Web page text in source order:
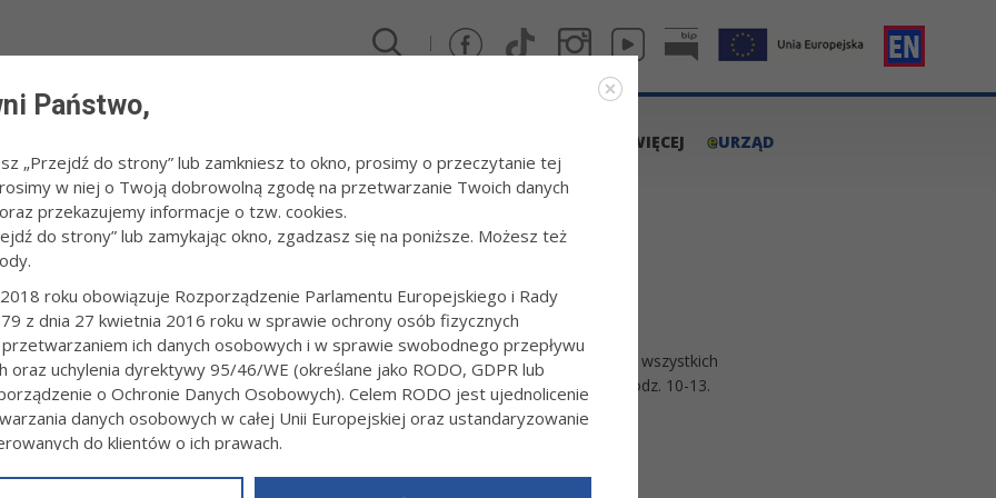
WIĘCEJ eURZĄD
Odyseja”
„BIBLIOTECZNA ODYSEJA”
Redakcja tarnow.pl
sobotę, 20 czerwca, tarnowska Biblioteka Pedagogiczna przy ul. Nowy Świat 30 zaprasza wszystkich
Tarnowa i okolic na piknik literacki „Biblioteczna Odyseja”. Odbywać będzie się on w godz. 10-13.
Państwo,
„Przejdź do strony” lub zamkniesz to okno, prosimy o przeczytanie tej
w niej o Twoją dobrowolną zgodę na przetwarzanie Twoich danych
przekazujemy informacje o tzw. cookies.
do strony” lub zamykając okno, zgadzasz się na poniższe. Możesz też
roku obowiązuje Rozporządzenie Parlamentu Europejskiego i Rady
z dnia 27 kwietnia 2016 roku w sprawie ochrony osób fizycznych
ich danych osobowych i w sprawie swobodnego przepływu
oraz uchylenia dyrektywy 95/46/WE (określane jako RODO, GDPR lub
o Ochronie Danych Osobowych). Celem RODO jest ujednolicenie
danych osobowych w całej Unii Europejskiej oraz ustandaryzowanie
do klientów o ich prawach.
powyższym, w zakładceRODOna stroniehttps://www.tarnow.pl/Wiecej-